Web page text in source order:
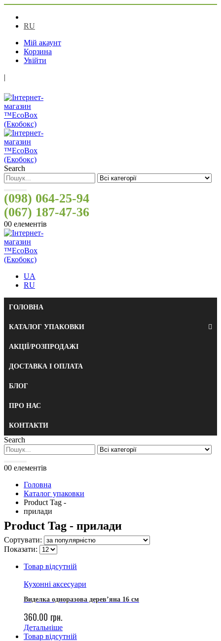
RU
Мій акаунт
Корзина
Увійти
|
Search
(098) 064-25-94
(067) 187-47-36
00 елементів
UA
RU
ГОЛОВНА
КАТАЛОГ УПАКОВКИ
АКЦІЇ/РОЗПРОДАЖІ
ДОСТАВКА І ОПЛАТА
БЛОГ
ПРО НАС
КОНТАКТИ
Search
00 елементів
Головна
Каталог упаковки
Product Tag -
прилади
Product Tag - прилади
Сортувати:
Показати:
Товар відсутній
Кухонні аксесуари
Виделка одноразова дерев’яна 16 см
360.00 грн.
Детальніше
Товар відсутній